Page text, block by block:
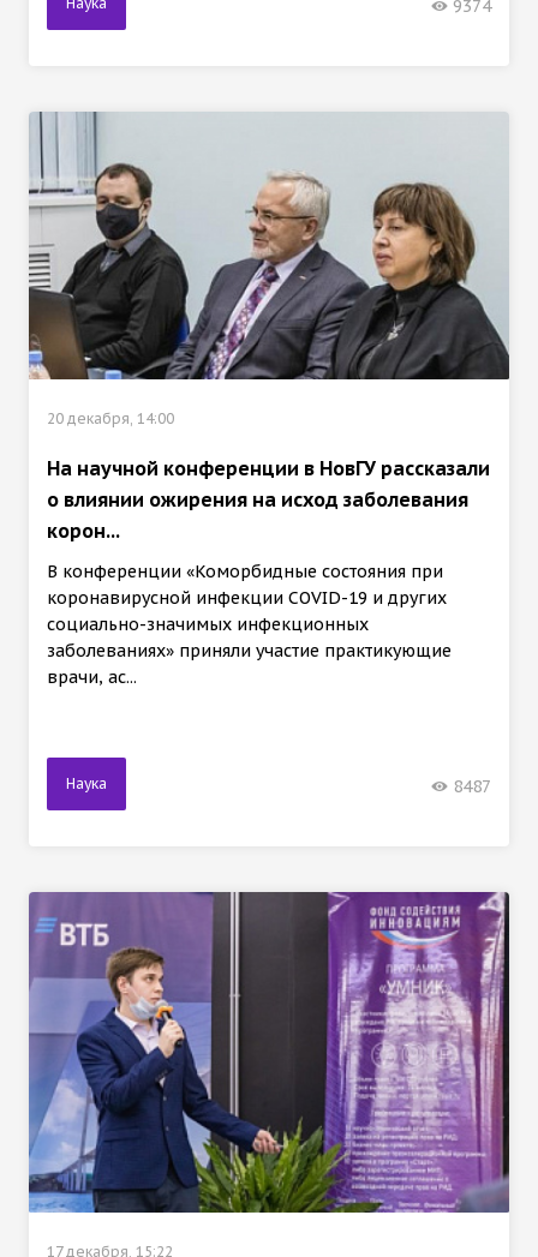
9374
20 декабря, 14:00
На научной конференции в НовГУ рассказали
о влиянии ожирения на исход заболевания
корон...
В конференции «Коморбидные состояния при
коронавирусной инфекции COVID-19 и других
социально-значимых инфекционных
заболеваниях» приняли участие практикующие
врачи, ас...
Наука 8487
17 декабря, 15:22